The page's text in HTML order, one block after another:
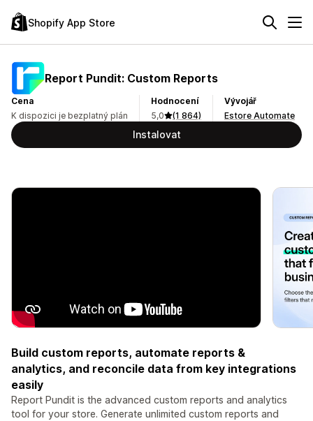
Shopify App Store
Report Pundit: Custom Reports
Cena
K dispozici je bezplatný plán
Hodnocení
5,0
(1 864)
Vývojář
Estore Automate
Instalovat
Build custom reports, automate reports &
analytics, and reconcile data from key integrations
easily
Report Pundit is the advanced custom reports and analytics
tool for your store. Generate unlimited custom reports and